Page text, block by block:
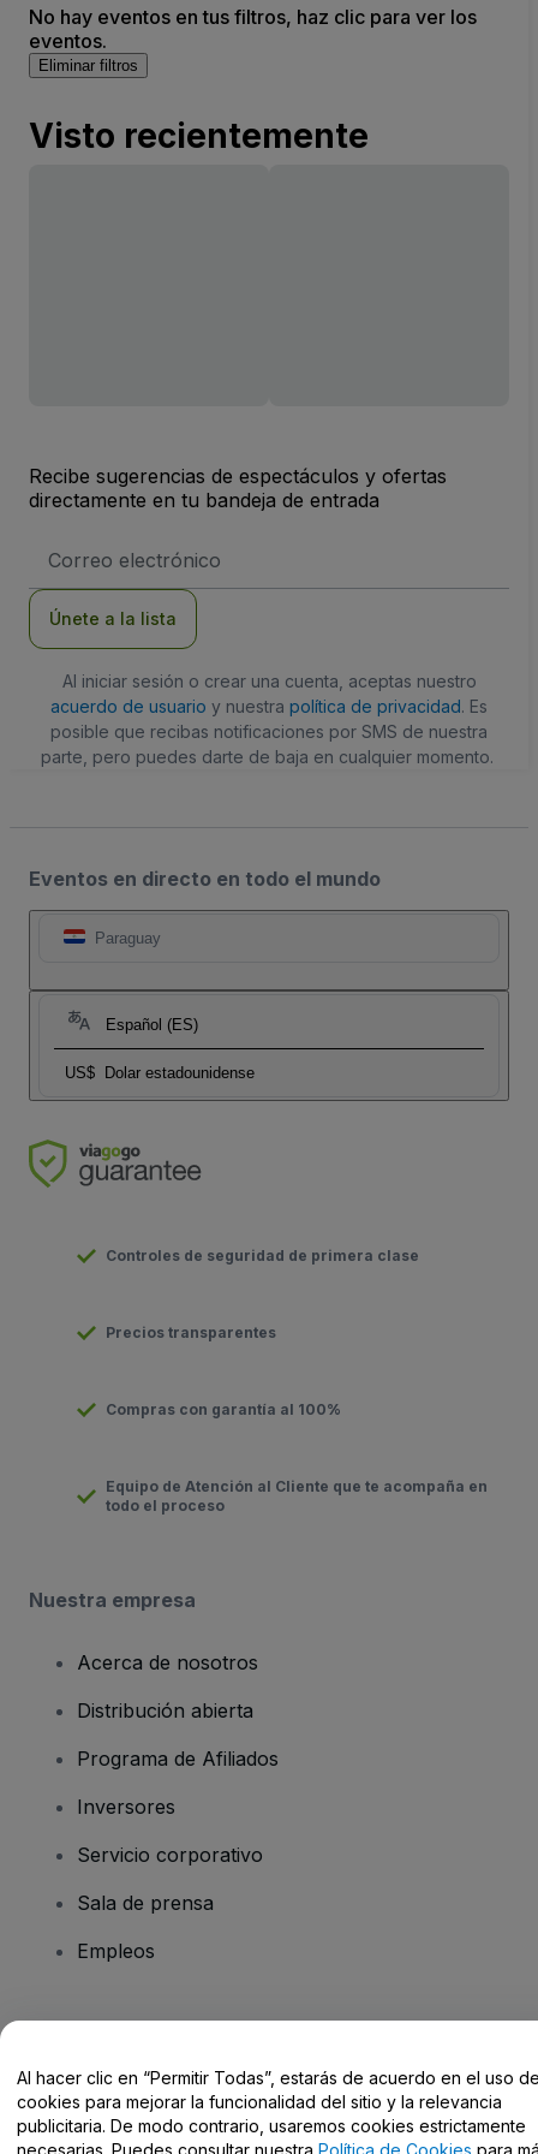
No hay eventos en tus filtros, haz clic para ver los
eventos.
Eliminar filtros
Visto recientemente
Recibe sugerencias de espectáculos y ofertas
directamente en tu bandeja de entrada
de
Únete a la lista
Al iniciar sesión o crear una cuenta, aceptas nuestro
acuerdo de usuario y nuestra política de privacidad. Es
posible que recibas notificaciones por SMS de nuestra
parte, pero puedes darte de baja en cualquier momento.
Eventos en directo en todo el mundo
Paraguay
Español (ES)
US$ Dolar estadounidense
Controles de seguridad de primera clase
Precios transparentes
Compras con garantía al 100%
Equipo de Atención al Cliente que te acompaña en
todo el proceso
Nuestra empresa
Acerca de nosotros
Distribución abierta
Programa de Afiliados
Inversores
Servicio corporativo
Sala de prensa
Empleos
Centro de Ayuda / Contacto
Al hacer clic en “Permitir Todas”, estarás de acuerdo en el uso
cookies para mejorar la funcionalidad del sitio y la relevancia
publicitaria. De modo contrario, usaremos cookies estrictamente
necesarias. Puedes consultar nuestra Política de Cookies para